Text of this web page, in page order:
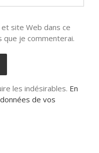
site Web dans ce
que je commenterai.
les indésirables. En
de vos